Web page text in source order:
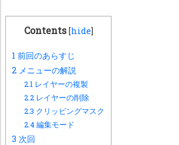
Contents [hide]
1 前回のあらすじ
2 メニューの解説
2.1 レイヤーの複製
2.2 レイヤーの削除
2.3 クリッピングマスク
2.4編集モード
3 次回